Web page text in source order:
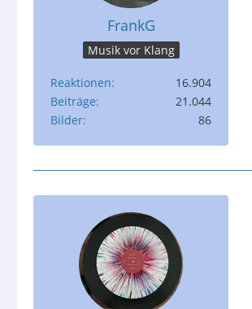
FrankG
Musik vor Klang
Reaktionen
16.904
Beiträge
21.044
Bilder
86